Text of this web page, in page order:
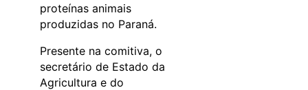
proteínas animais
produzidas no Paraná.
Presente na comitiva, o
secretário de Estado da
Agricultura e do